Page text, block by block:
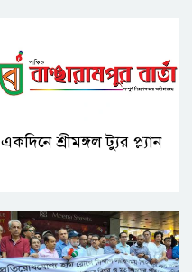
একদিনে শ্রীমঙ্গল ট্যুর প্ল্যান